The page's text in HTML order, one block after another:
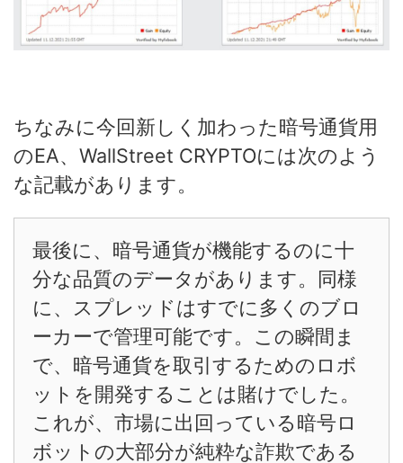
ちなみに今回新しく加わった暗号通貨用
のEA、WallStreet CRYPTOには次のよう
な記載があります。
最後に、暗号通貨が機能するのに十
分な品質のデータがあります。同様
に、スプレッドはすでに多くのブロ
ーカーで管理可能です。この瞬間ま
で、暗号通貨を取引するためのロボ
ットを開発することは賭けでした。
これが、市場に出回っている暗号ロ
ボットの大部分が純粋な詐欺である